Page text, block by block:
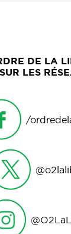
DE LA
LES
/